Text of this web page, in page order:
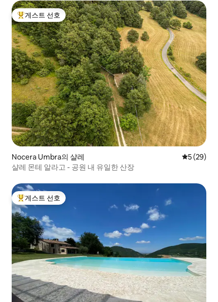
상위 게스트 선호
게스트 선호
Nocera Umbra의 샬레 평점 5점(5
5 (29)
샬레 몬테 알라고 - 공원 내 유일한 산장
상위 게스트 선호
게스트 선호